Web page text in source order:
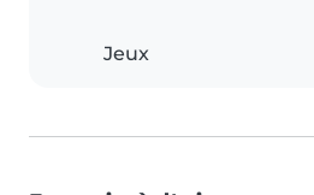
Jeux